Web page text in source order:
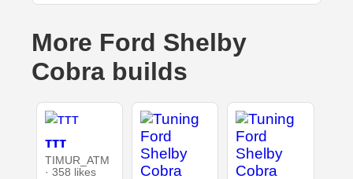
More Ford Shelby
Cobra builds
ттт
TIMUR_ATM
· 358 likes